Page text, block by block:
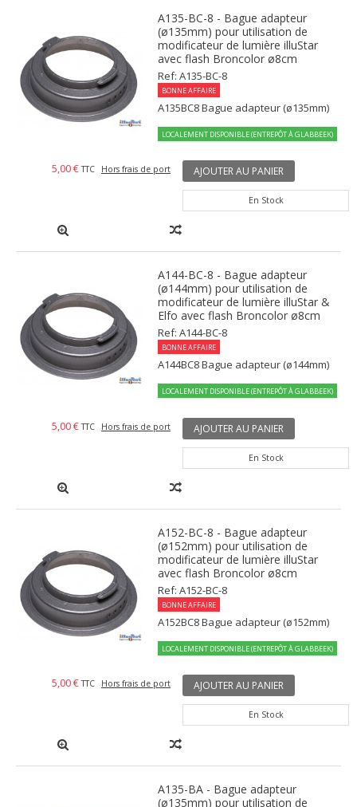
A135-BC-8 - Bague adapteur
(ø135mm) pour utilisation de
modificateur de lumière illuStar
avec flash Broncolor ø8cm
Ref: A135-BC-8
BONNE AFFAIRE
A135BC8 Bague adapteur (ø135mm)
LOCALEMENT DISPONIBLE (ENTREPÔT À GLABBEEK)
5,00 € TTC Hors frais de port AJOUTER AU PANIER
En Stock
A144-BC-8 - Bague adapteur
(ø144mm) pour utilisation de
modificateur de lumière illuStar &
Elfo avec flash Broncolor ø8cm
Ref: A144-BC-8
BONNE AFFAIRE
A144BC8 Bague adapteur (ø144mm)
LOCALEMENT DISPONIBLE (ENTREPÔT À GLABBEEK)
5,00 € TTC Hors frais de port AJOUTER AU PANIER
En Stock
A152-BC-8 - Bague adapteur
(ø152mm) pour utilisation de
modificateur de lumière illuStar
avec flash Broncolor ø8cm
Ref: A152-BC-8
BONNE AFFAIRE
A152BC8 Bague adapteur (ø152mm)
LOCALEMENT DISPONIBLE (ENTREPÔT À GLABBEEK)
5,00 € TTC Hors frais de port AJOUTER AU PANIER
En Stock
A135-BA - Bague adapteur
(ø135mm) pour utilisation de